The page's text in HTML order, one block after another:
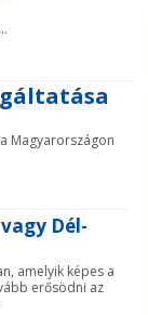
Magyarországon
Dél-
amelyik képes a
erősödni az